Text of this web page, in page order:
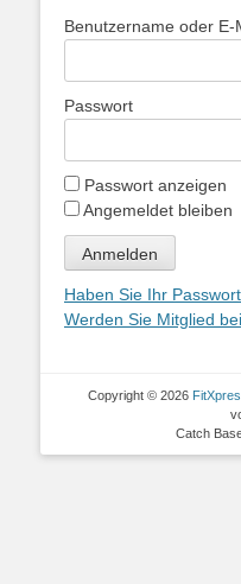
Benutzername oder E-
Passwort
Passwort anzeigen
Angemeldet bleiben
Haben Sie Ihr
Werden Sie Mitglied
Copyright © 2026
Catch